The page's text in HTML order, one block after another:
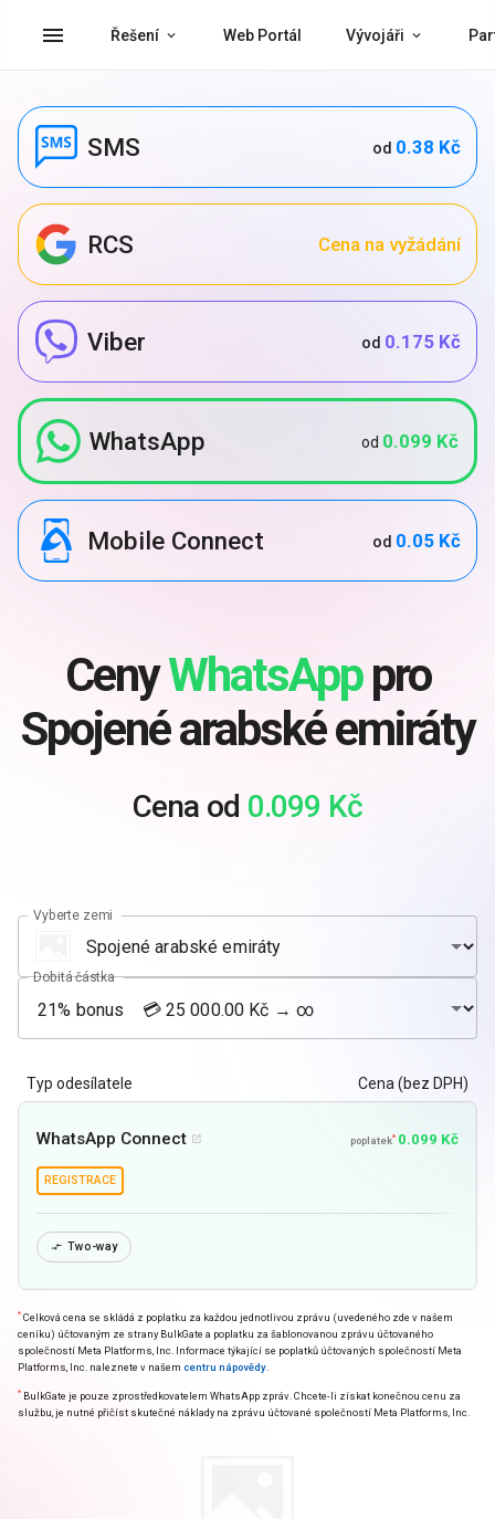
menu Řešení Web Portál Vývojáři
SMS od 0.38 Kč
RCS Cena na vyžádání
Viber od 0.175 Kč
WhatsApp od 0.099 Kč
Mobile Connect od 0.05 Kč
CenyWhatsApppro
Spojené arabské emiráty
Cena od 0.099 Kč
Vyberte zemi
Dobitá částka
Typ odesílatele Cena (bez DPH)
WhatsApp Connect  poplatek* 0.099 Kč
REGISTRACE
 Two-way
* Celková cena se skládá z poplatku za každou jednotlivou zprávu (uvedeného zde v našem
ceníku) účtovaným ze strany BulkGate a poplatku za šablonovanou zprávu účtovaného
společností Meta Platforms, Inc. Informace týkající se poplatků účtovaných společností Meta
Platforms, Inc. naleznete v našem centru nápovědy.
* BulkGate je pouze zprostředkovatelem WhatsApp zpráv. Chcete-li získat konečnou cenu za
službu, je nutné přičíst skutečné náklady na zprávu účtované společností Meta Platforms, Inc.